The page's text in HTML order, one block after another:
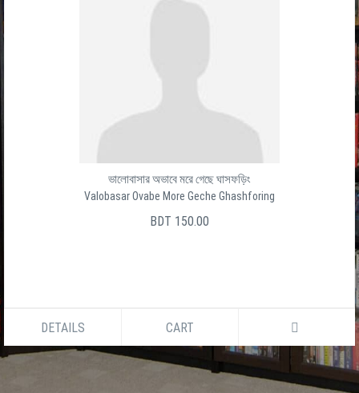
ভালোবাসার অভাবে মরে গেছে ঘাসফড়িং
Valobasar Ovabe More Geche Ghashforing
BDT 150.00
DETAILS CART